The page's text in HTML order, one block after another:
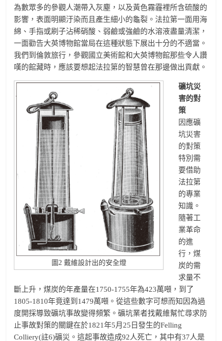
為數眾多的參觀人潮帶入灰塵，以及黃色霧霾裡所含硫酸的
影響，表面明顯汙染而且產生細小的龜裂。法拉第一面用海
綿、手指或刷子沾稀硝酸、弱鹼或強鹼的水溶液盡量清潔，
一面勸告大英博物館當局在這種狀態下展出十分的不適當。
我們到倫敦旅行，參觀國立美術館和大英博物館那些令人讚
嘆的館藏時，應該要想起法拉第的智慧曾在那邊做出貢獻。
圖2 戴維設計出的安全燈
礦坑災
害的對
策
因應礦
坑災害
的對策
特別需
要借助
法拉第
的專業
知識。
隨著工
業革命
的進
行，煤
炭的需
求量不
斷上升，煤炭的年產量在1750-1755年為423萬噸，到了
1805-1810年竟達到1479萬噸。從這些數字可想而知因為過
度開採導致礦坑事故變得頻繁。礦坑業者找戴維幫忙尋求防
止事故對策的關鍵在於1821年5月25日發生的Felling
Colliery(註6)礦災。這起事故造成92人死亡，其中有37人是